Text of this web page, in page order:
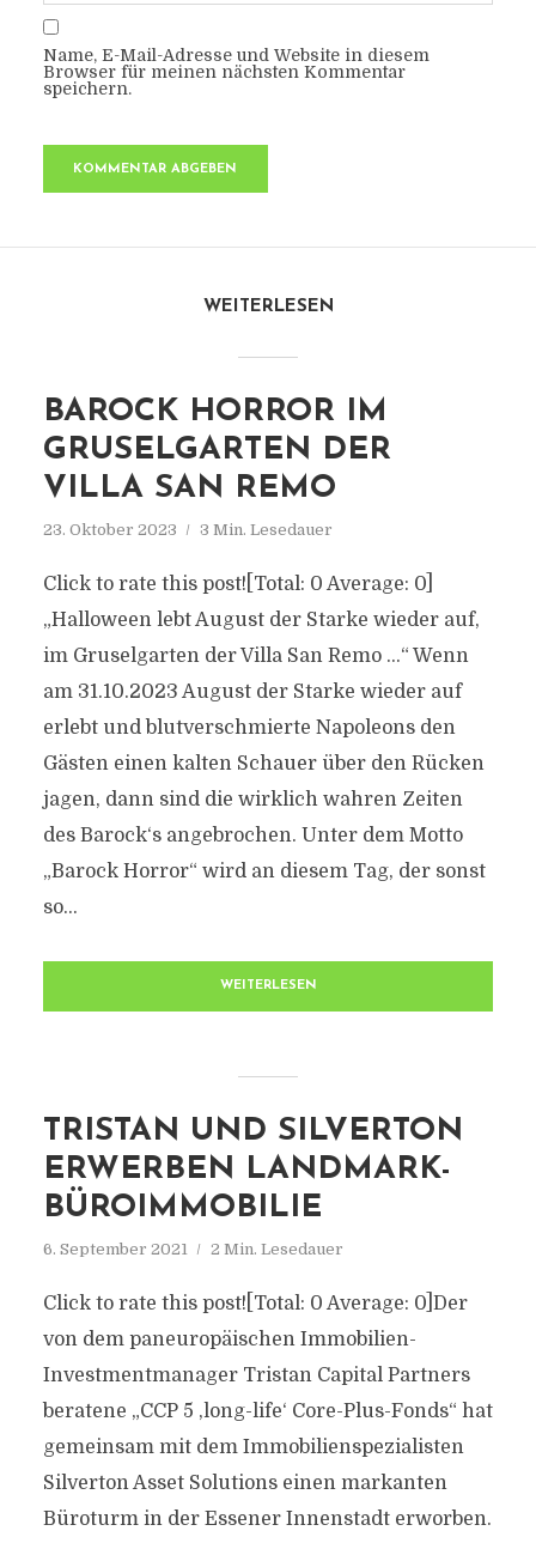
Name, E-Mail-Adresse und Website in diesem
Browser für meinen nächsten Kommentar
speichern.
WEITERLESEN
BAROCK HORROR IM
GRUSELGARTEN DER
VILLA SAN REMO
23. Oktober 2023 3 Min. Lesedauer
Click to rate this post![Total: 0 Average: 0]
„Halloween lebt August der Starke wieder auf,
im Gruselgarten der Villa San Remo …“ Wenn
am 31.10.2023 August der Starke wieder auf
erlebt und blutverschmierte Napoleons den
Gästen einen kalten Schauer über den Rücken
jagen, dann sind die wirklich wahren Zeiten
des Barock‘s angebrochen. Unter dem Motto
„Barock Horror“ wird an diesem Tag, der sonst
so...
WEITERLESEN
TRISTAN UND SILVERTON
ERWERBEN LANDMARK-
BÜROIMMOBILIE
6. September 2021 2 Min. Lesedauer
Click to rate this post![Total: 0 Average: 0]Der
von dem paneuropäischen Immobilien-
Investmentmanager Tristan Capital Partners
beratene „CCP 5 ,long-life‘ Core-Plus-Fonds“ hat
gemeinsam mit dem Immobilienspezialisten
Silverton Asset Solutions einen markanten
Büroturm in der Essener Innenstadt erworben.